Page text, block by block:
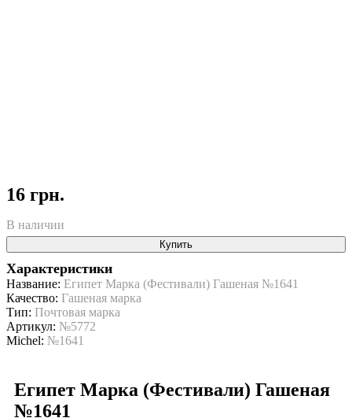
16 грн.
В наличии
Купить
Характеристики
Название: Египет Марка (Фестивали) Гашеная №1641
Качество: Гашеная марка
Тип: Почтовая марка
Артикул: №5772
Michel: №1641
Египет Марка (Фестивали) Гашеная
№1641